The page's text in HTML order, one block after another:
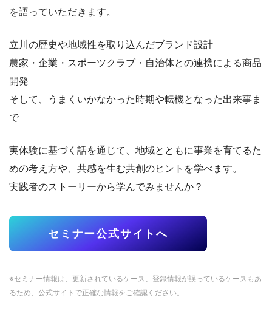
を語っていただきます。
立川の歴史や地域性を取り込んだブランド設計
農家・企業・スポーツクラブ・自治体との連携による商品
開発
そして、うまくいかなかった時期や転機となった出来事ま
で
実体験に基づく話を通じて、地域とともに事業を育てるた
めの考え方や、共感を生む共創のヒントを学べます。
実践者のストーリーから学んでみませんか？
セミナー公式サイトへ
※セミナー情報は、更新されているケース、登録情報が誤っているケースもあ
るため、公式サイトで正確な情報をご確認ください。